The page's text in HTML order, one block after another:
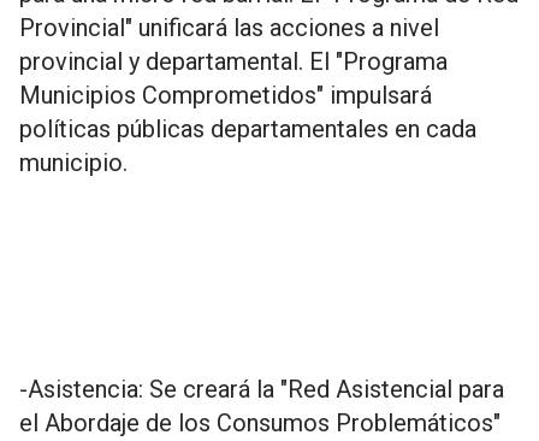
Provincial" unificará las acciones a nivel
provincial y departamental. El "Programa
Municipios Comprometidos" impulsará
políticas públicas departamentales en cada
municipio.
-Asistencia: Se creará la "Red Asistencial para
el Abordaje de los Consumos Problemáticos"